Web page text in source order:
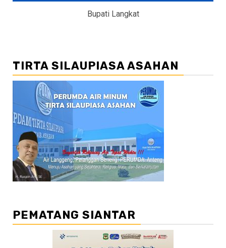
Bupati Langkat
TIRTA SILAUPIASA ASAHAN
PEMATANG SIANTAR